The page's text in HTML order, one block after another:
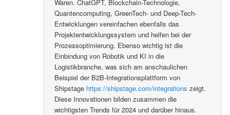
Waren. ChatGPT, Blockchain-Technologie,
Quantencomputing, GreenTech- und Deep-Tech-
Entwicklungen vereinfachen ebenfalls das
Projektentwicklungssystem und helfen bei der
Prozessoptimierung. Ebenso wichtig ist die
Einbindung von Robotik und KI in die
Logistikbranche, was sich am anschaulichen
Beispiel der B2B-Integrationsplattform von
Shipstage https://shipstage.com/integrations zeigt.
Diese Innovationen bilden zusammen die
wichtigsten Trends für 2024 und darüber hinaus.